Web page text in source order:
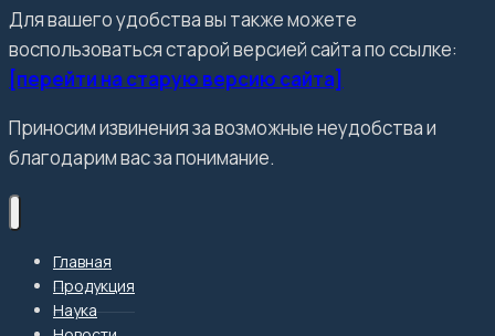
Для вашего удобства вы также можете
воспользоваться старой версией сайта по ссылке:
[перейти на старую версию сайта]
Приносим извинения за возможные неудобства и
благодарим вас за понимание.
Главная
Продукция
Наука